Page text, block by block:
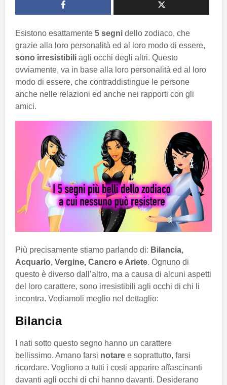
Esistono esattamente 5 segni dello zodiaco, che
grazie alla loro personalità ed al loro modo di essere,
sono irresistibili agli occhi degli altri. Questo
ovviamente, va in base alla loro personalità ed al loro
modo di essere, che contraddistingue le persone
anche nelle relazioni ed anche nei rapporti con gli
amici.
Più precisamente stiamo parlando di: Bilancia,
Acquario, Vergine, Cancro e Ariete. Ognuno di
questo è diverso dall’altro, ma a causa di alcuni aspetti
del loro carattere, sono irresistibili agli occhi di chi li
incontra. Vediamoli meglio nel dettaglio:
Bilancia
I nati sotto questo segno hanno un carattere
bellissimo. Amano farsi notare e soprattutto, farsi
ricordare. Vogliono a tutti i costi apparire affascinanti
davanti agli occhi di chi hanno davanti. Desiderano